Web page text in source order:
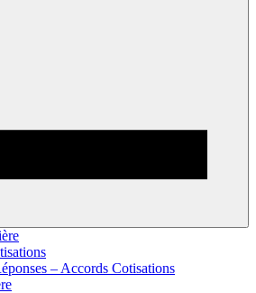
– Accords Cotisations